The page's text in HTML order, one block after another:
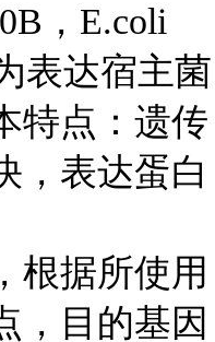
，E.coli
表达宿主菌
特点：遗传
，表达蛋白
根据所使用
，目的基因